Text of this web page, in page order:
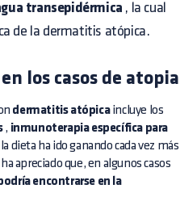
transepidérmica , la cual
de la dermatitis atópica.
los casos de atopia
dermatitis atópicaincluye los
, inmunoterapia específica para
dieta ha ido ganando cada vez más
apreciado que, en algunos casos
encontrarse en la